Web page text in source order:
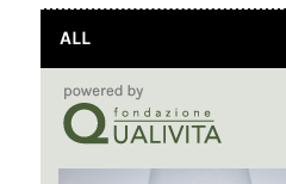
ALL